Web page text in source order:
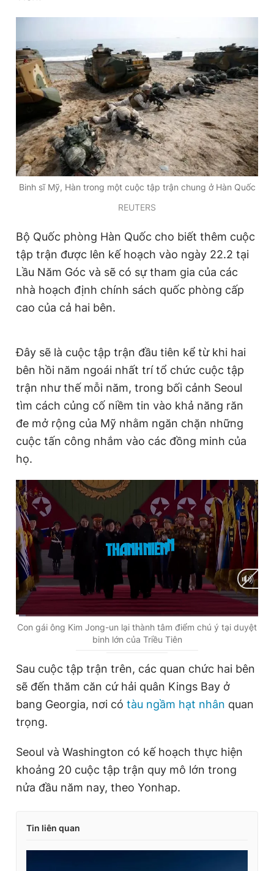
Phó tổng biên tập: Lâm Hiếu Dũng
Tổng thư ký tòa soạn: Đức Trung
Giấy phép xuất bản số 110/GP - BTTTT cấp ngày 24.3.2020
© 2003-2026 Bản quyền thuộc về Báo Thanh Niên. Cấm sao
chép dưới mọi hình thức nếu không có sự chấp thuận bằng văn
bản. Phát triển bởi ePi Technologies, JSC.
Binh sĩ Mỹ, Hàn trong một cuộc tập trận chung ở Hàn Quốc
REUTERS
Bộ Quốc phòng Hàn Quốc cho biết thêm cuộc
tập trận được lên kế hoạch vào ngày 22.2 tại
Lầu Năm Góc và sẽ có sự tham gia của các
nhà hoạch định chính sách quốc phòng cấp
cao của cả hai bên.
Đây sẽ là cuộc tập trận đầu tiên kể từ khi hai
bên hồi năm ngoái nhất trí tổ chức cuộc tập
trận như thế mỗi năm, trong bối cảnh Seoul
tìm cách củng cố niềm tin vào khả năng răn
đe mở rộng của Mỹ nhằm ngăn chặn những
cuộc tấn công nhắm vào các đồng minh của
họ.
C
T
i
m
0:01 / D
n
1:14
Con gái ông Kim Jong-un lại thành tâm điểm chú ý tại duyệt
binh lớn của Triều Tiên
Sau cuộc tập trận trên, các quan chức hai bên
sẽ đến thăm căn cứ hải quân Kings Bay ở
bang Georgia, nơi có tàu ngầm hạt nhân quan
trọng.
Seoul và Washington có kế hoạch thực hiện
khoảng 20 cuộc tập trận quy mô lớn trong
nửa đầu năm nay, theo Yonhap.
Tin liên quan